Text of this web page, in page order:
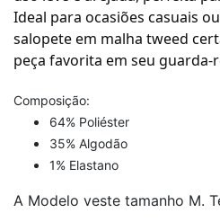
Ideal para ocasiões casuais
salopete em malha tweed
peça favorita em seu guarda-
Composição:
64% Poliéster
35% Algodão
1% Elastano
A Modelo veste tamanho M.